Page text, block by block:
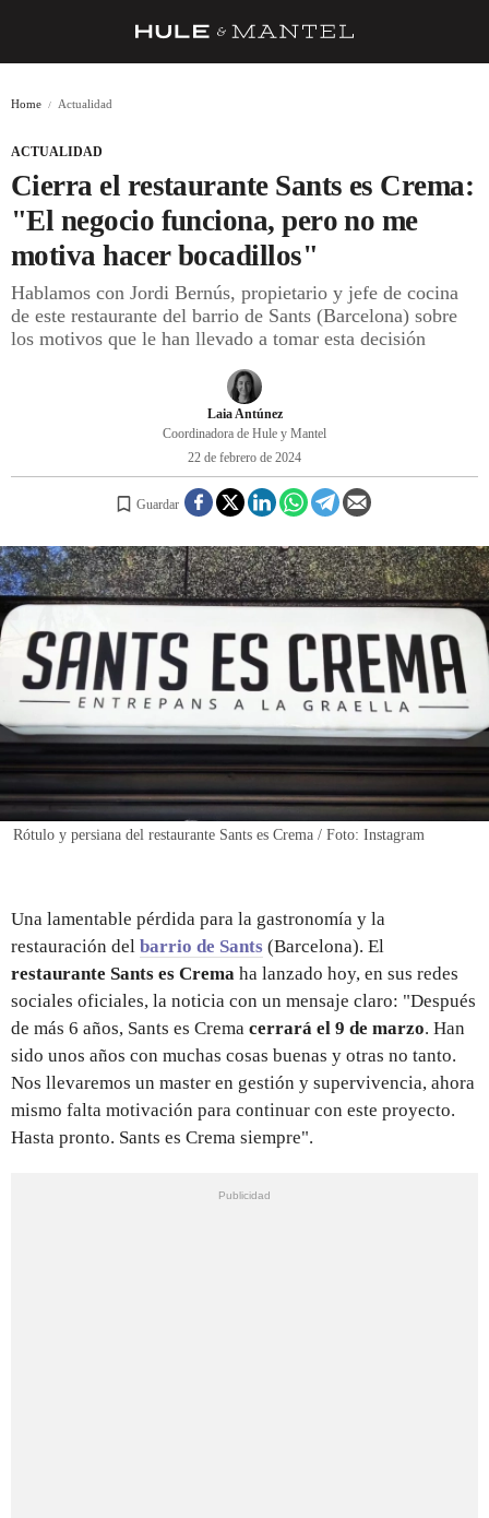
BARRAS Y ESTRELLAS
DÓNDE COMER
ÍDOLOS DE MESAS
CUADERNO DE VIAJE
REGISTRO
INICIAR SESIÓN
Home Actualidad
ACTUALIDAD
Cierra el restaurante Sants es Crema:
"El negocio funciona, pero no me
motiva hacer bocadillos"
Hablamos con Jordi Bernús, propietario y jefe de cocina
de este restaurante del barrio de Sants (Barcelona) sobre
los motivos que le han llevado a tomar esta decisión
Laia Antúnez
Coordinadora de Hule y Mantel
22 de febrero de 2024
Guardar
Rótulo y persiana del restaurante Sants es Crema / Foto: Instagram
Una lamentable pérdida para la gastronomía y la
restauración del barrio de Sants (Barcelona). El
restaurante Sants es Crema ha lanzado hoy, en sus redes
sociales oficiales, la noticia con un mensaje claro: "Después
de más 6 años, Sants es Crema cerrará el 9 de marzo. Han
sido unos años con muchas cosas buenas y otras no tanto.
Nos llevaremos un master en gestión y supervivencia, ahora
mismo falta motivación para continuar con este proyecto.
Hasta pronto. Sants es Crema siempre".